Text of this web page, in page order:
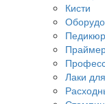
Кисти
Педикюр
Лаки